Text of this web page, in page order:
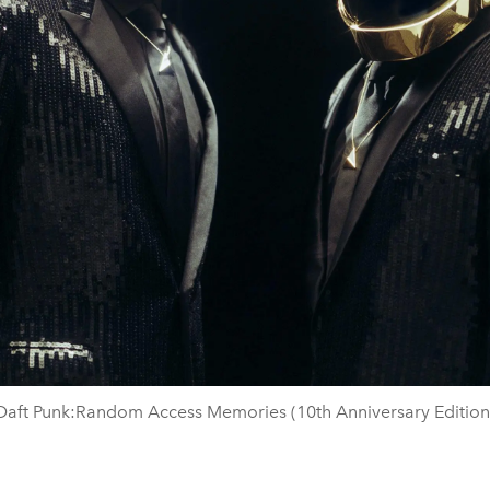
Punk:Random Access Memories (10th Anniversary